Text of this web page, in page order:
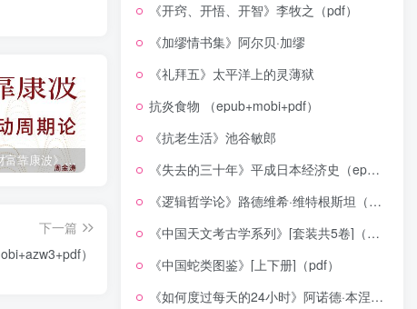
《人生财富靠康波》波动周期论（epub+mobi+azw3+pdf） 《人类新史》一次改写人类命运的尝试（epub+mobi+azw3+pdf）
下一篇
）
《开窍、开悟、开智》李牧之（pdf）
《加缪情书集》阿尔贝·加缪
《礼拜五》太平洋上的灵薄狱
抗炎食物 （epub+mobi+pdf）
《抗老生活》池谷敏郎
《失去的三十年》平成日本经济史（epub+mobi+azw3+pdf）
《逻辑哲学论》路德维希·维特根斯坦（epub+mobi+azw3+pdf）
《中国天文考古学系列》[套装共5卷]（epub+mobi+azw3+pdf）
《中国蛇类图鉴》[上下册]（pdf）
《如何度过每天的24小时》阿诺德·本涅特（epub+mobi+azw3+pdf）